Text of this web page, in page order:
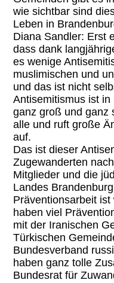
wie sichtbar sind
Leben in
Diana Sandler: Erst
dass dank
es wenige
muslimischen und
und das ist nicht
Antisemitismus ist
ganz groß und ganz
alle und ruft große
auf.
Das ist dieser
Zugewanderten
Mitglieder und die
Landes
Präventionsarbeit
haben viel
mit der Iranischen
Türkischen
Bundesverband
haben ganz tolle
Bundesrat für